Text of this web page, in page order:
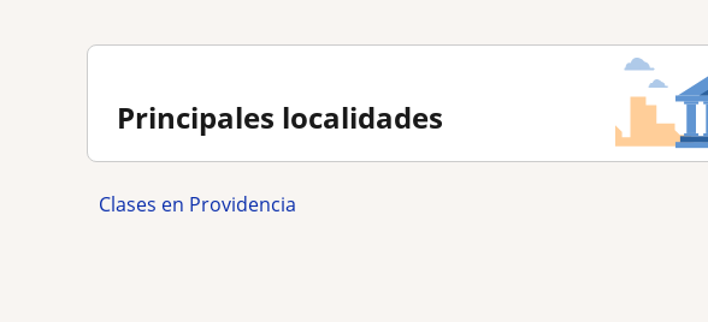
Principales localidades
Clases en Providencia